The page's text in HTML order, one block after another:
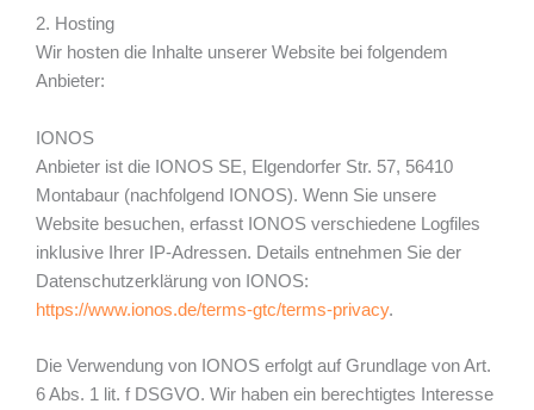
2. Hosting
Wir hosten die Inhalte unserer Website bei folgendem
Anbieter:
IONOS
Anbieter ist die IONOS SE, Elgendorfer Str. 57, 56410
Montabaur (nachfolgend IONOS). Wenn Sie unsere
Website besuchen, erfasst IONOS verschiedene Logfiles
inklusive Ihrer IP-Adressen. Details entnehmen Sie der
Datenschutzerklärung von IONOS:
https://www.ionos.de/terms-gtc/terms-privacy.
Die Verwendung von IONOS erfolgt auf Grundlage von Art.
6 Abs. 1 lit. f DSGVO. Wir haben ein berechtigtes Interesse